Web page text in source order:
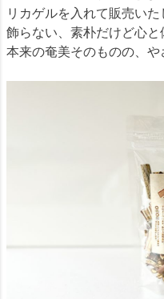
リカゲルを入れて販売いた
飾らない、素朴だけど心と
本来の奄美そのものの、や